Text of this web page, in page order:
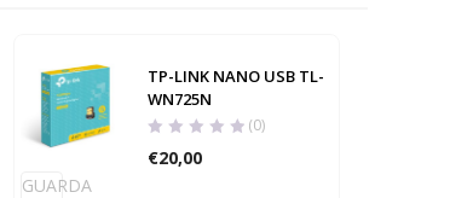
GUARDA
TP-LINK NANO USB TL-
WN725N
(0)
€20,00